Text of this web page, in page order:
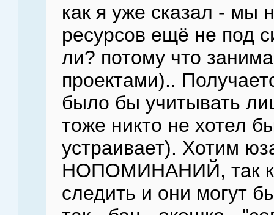
как я уже сказал - мы
ресурсов ещё не под
ли? потому что
проектами)..
было бы учитывать
тоже никто не хотел
устраивает). Хотим
НОПОМИНАНИЙ, так
следить и они могут